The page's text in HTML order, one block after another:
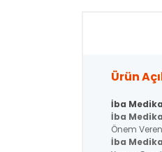
Ürün
İba
İba
Önem
İba